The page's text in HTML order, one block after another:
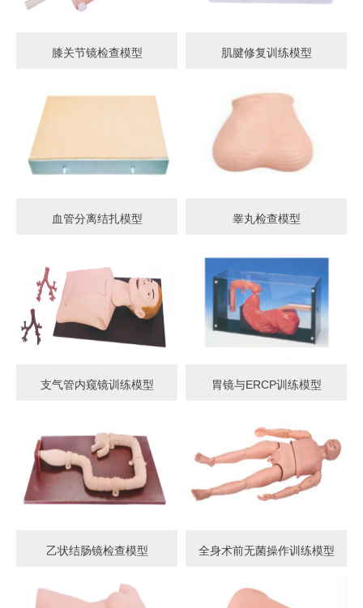
膝关节镜检查模型 肌腱修复训练模型
血管分离结扎模型 睾丸检查模型
支气管内窥镜训练模型 胃镜与ERCP训练模型
乙状结肠镜检查模型 全身术前无菌操作训练模型